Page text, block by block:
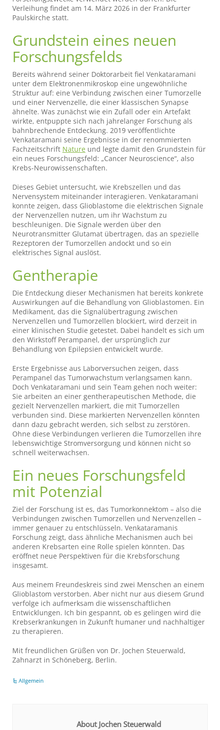
Verleihung findet am 14. März 2026 in der Frankfurter
Paulskirche statt.
Grundstein eines neuen
Forschungsfelds
Bereits während seiner Doktorarbeit fiel Venkataramani
unter dem Elektronenmikroskop eine ungewöhnliche
Struktur auf: eine Verbindung zwischen einer Tumorzelle
und einer Nervenzelle, die einer klassischen Synapse
ähnelte. Was zunächst wie ein Zufall oder ein Artefakt
wirkte, entpuppte sich nach jahrelanger Forschung als
bahnbrechende Entdeckung. 2019 veröffentlichte
Venkataramani seine Ergebnisse in der renommierten
Fachzeitschrift Nature und legte damit den Grundstein für
ein neues Forschungsfeld: „Cancer Neuroscience“, also
Krebs-Neurowissenschaften.
Dieses Gebiet untersucht, wie Krebszellen und das
Nervensystem miteinander interagieren. Venkataramani
konnte zeigen, dass Glioblastome die elektrischen Signale
der Nervenzellen nutzen, um ihr Wachstum zu
beschleunigen. Die Signale werden über den
Neurotransmitter Glutamat übertragen, das an spezielle
Rezeptoren der Tumorzellen andockt und so ein
elektrisches Signal auslöst.
Gentherapie
Die Entdeckung dieser Mechanismen hat bereits konkrete
Auswirkungen auf die Behandlung von Glioblastomen. Ein
Medikament, das die Signalübertragung zwischen
Nervenzellen und Tumorzellen blockiert, wird derzeit in
einer klinischen Studie getestet. Dabei handelt es sich um
den Wirkstoff Perampanel, der ursprünglich zur
Behandlung von Epilepsien entwickelt wurde.
Erste Ergebnisse aus Laborversuchen zeigen, dass
Perampanel das Tumorwachstum verlangsamen kann.
Doch Venkataramani und sein Team gehen noch weiter:
Sie arbeiten an einer gentherapeutischen Methode, die
gezielt Nervenzellen markiert, die mit Tumorzellen
verbunden sind. Diese markierten Nervenzellen könnten
dann dazu gebracht werden, sich selbst zu zerstören.
Ohne diese Verbindungen verlieren die Tumorzellen ihre
lebenswichtige Stromversorgung und können nicht so
schnell weiterwachsen.
Ein neues Forschungsfeld
mit Potenzial
Ziel der Forschung ist es, das Tumorkonnektom – also die
Verbindungen zwischen Tumorzellen und Nervenzellen –
immer genauer zu entschlüsseln. Venkataramanis
Forschung zeigt, dass ähnliche Mechanismen auch bei
anderen Krebsarten eine Rolle spielen könnten. Das
eröffnet neue Perspektiven für die Krebsforschung
insgesamt.
Aus meinem Freundeskreis sind zwei Menschen an einem
Glioblastom verstorben. Aber nicht nur aus diesem Grund
verfolge ich aufmerksam die wissenschaftlichen
Entwicklungen. Ich bin gespannt, ob es gelingen wird die
Krebserkrankungen in Zukunft humaner und nachhaltiger
zu therapieren.
Mit freundlichen Grüßen von Dr. Jochen Steuerwald,
Zahnarzt in Schöneberg, Berlin.
Allgemein
About Jochen Steuerwald